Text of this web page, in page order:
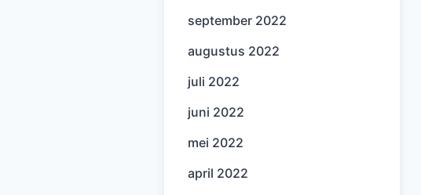
september 2022
augustus 2022
juli 2022
juni 2022
mei 2022
april 2022